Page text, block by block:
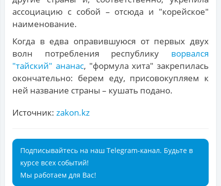
ассоциацию с собой – отсюда и "корейское"
наименование.
Когда в едва оправившуюся от первых двух
волн потребления республику ворвался
"тайский" ананас, "формула хита" закрепилась
окончательно: берем еду, присовокупляем к
ней название страны – кушать подано.
Источник: zakon.kz
Подписывайтесь на наш Telegram-канал. Будьте в
курсе всех событий!
Мы работаем для Вас!